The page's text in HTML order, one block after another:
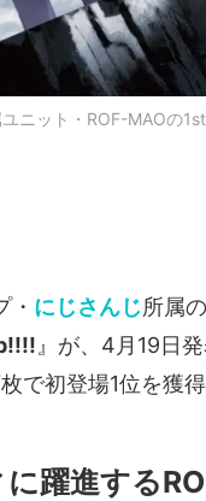
ニット・ROF-MAOの
にじさんじ所属
』が、4月19日
で初登場1位を獲得
躍進する